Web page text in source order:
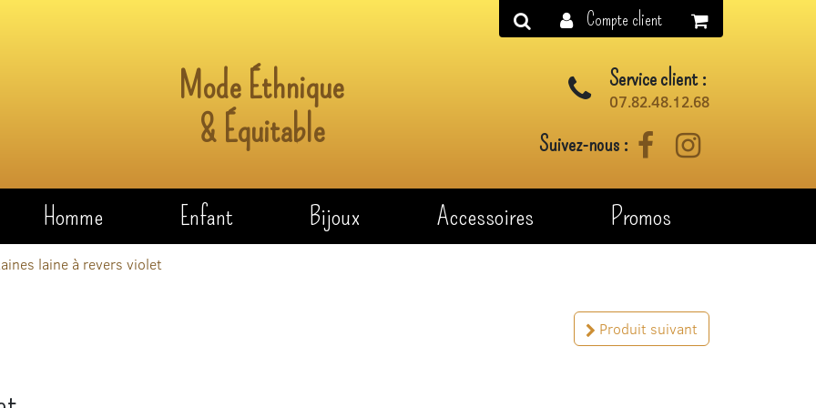
Mode Éthnique
& Équitable
Service client :
07.82.48.12.68
Suivez-nous : FacebookInstagram
Homme Enfant Bijoux Accessoires Promos
laine à revers violet
Produit suivant
Compte client